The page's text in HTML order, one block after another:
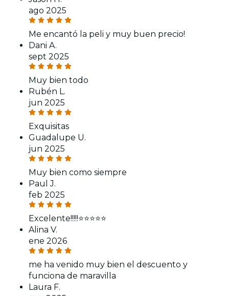
ago 2025
Me encantó la peli y muy buen precio!
Dani A.
sept 2025
Muy bien todo
Rubén L.
jun 2025
Exquisitas
Guadalupe U.
jun 2025
Muy bien como siempre
Paul J.
feb 2025
Excelente!!!!!⭐️⭐️⭐️⭐️⭐️
Alina V.
ene 2026
me ha venido muy bien el descuento y
funciona de maravilla
Laura F.